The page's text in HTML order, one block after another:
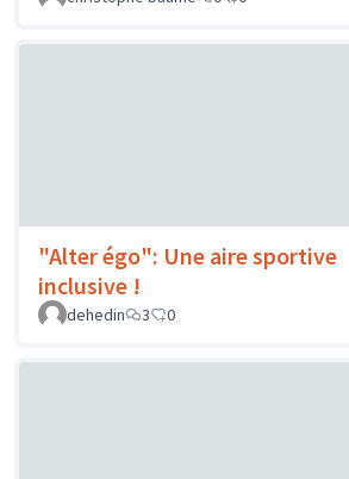
"Alter égo": Une aire sportive
inclusive !
dehedin
3 0